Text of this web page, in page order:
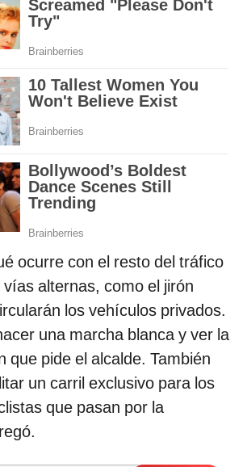
ocurre con el resto del tráfico
alternas, como el jirón
los vehículos privados.
una marcha blanca y ver la
que pide el alcalde. También
un carril exclusivo para los
que pasan por la